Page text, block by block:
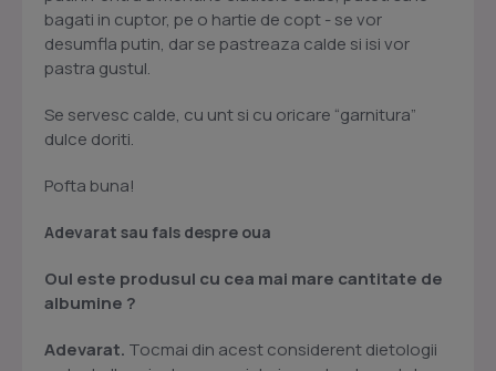
bagati in cuptor, pe o hartie de copt - se vor
desumfla putin, dar se pastreaza calde si isi vor
pastra gustul.
Se servesc calde, cu unt si cu oricare “garnitura”
dulce doriti.
Pofta buna!
Adevarat sau fals despre oua
Oul este produsul cu cea mai mare cantitate de
albumine ?
Adevarat. Tocmai din acest considerent dietologii